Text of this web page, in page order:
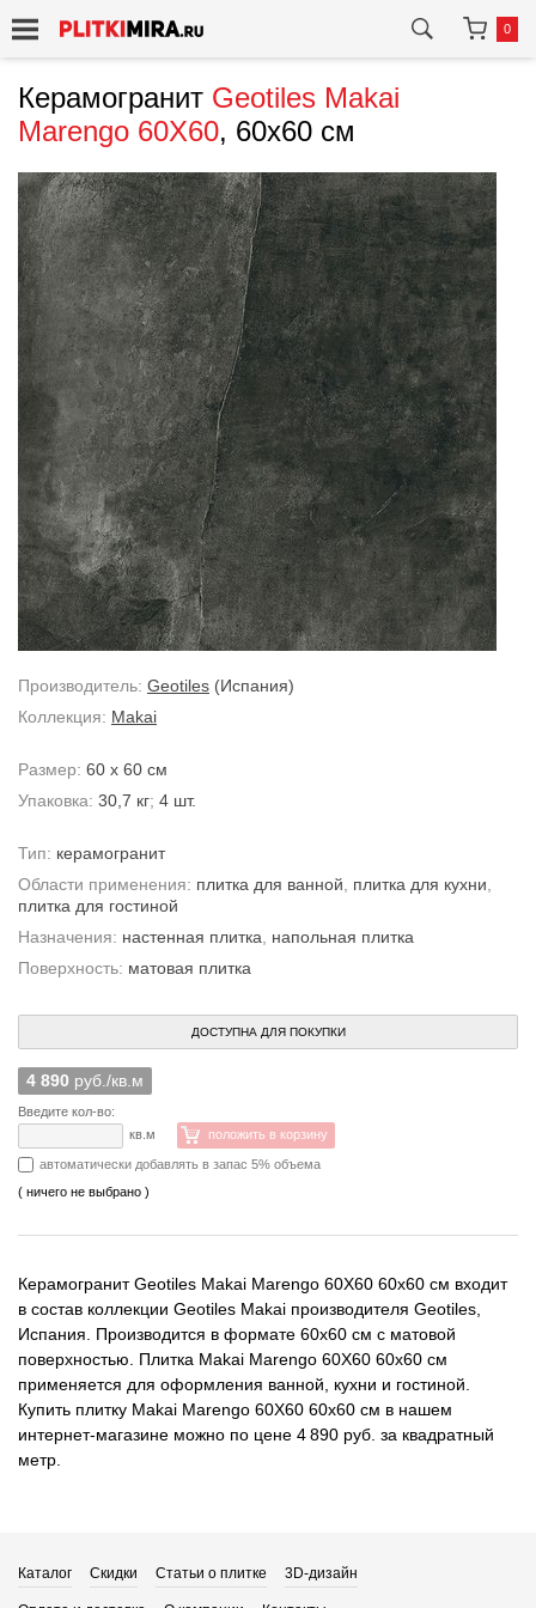
0
Керамогранит Geotiles Makai
Marengo 60X60, 60x60 см
Производитель: Geotiles (Испания)
Коллекция: Makai
Размер: 60 x 60 см
Упаковка: 30,7 кг; 4 шт.
Тип: керамогранит
Области применения: плитка для ванной плитка для кухни
плитка для гостиной
Назначения: настенная плитка
напольная плитка
Поверхность: матовая плитка
ДОСТУПНА ДЛЯ ПОКУПКИ
4 890 руб./кв.м
Введите кол-во:
кв.м
положить в корзину
автоматически добавлять в запас 5% объема
( ничего не выбрано )
Керамогранит Geotiles Makai Marengo 60X60 60x60 см входит
в состав коллекции Geotiles Makai производителя Geotiles,
Испания. Производится в формате 60x60 см с матовой
поверхностью. Плитка Makai Marengo 60X60 60x60 см
применяется для оформления ванной, кухни и гостиной.
Купить плитку Makai Marengo 60X60 60x60 см в нашем
интернет-магазине можно по цене 4 890 руб. за квадратный
метр.
Каталог Скидки Статьи о плитке 3D-дизайн